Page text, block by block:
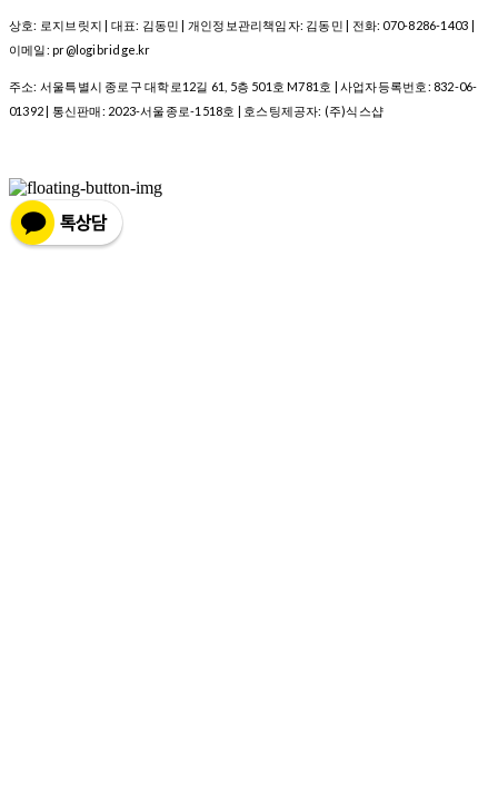
상호: 로지브릿지 | 대표: 김동민 | 개인정보관리책임자: 김동민 | 전화: 070-8286-1403 |
이메일: pr@logibridge.kr
주소: 서울특별시 종로구 대학로12길 61, 5층 501호 M781호 | 사업자등록번호: 832-06-
01392 | 통신판매: 2023-서울종로-1518호 | 호스팅제공자: (주)식스샵